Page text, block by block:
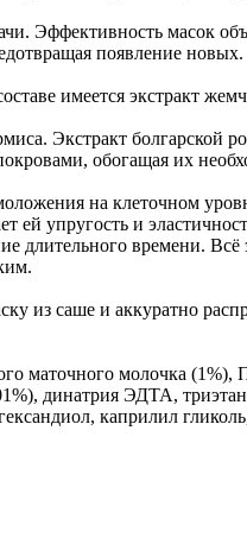
Эффективность масок
появление новых.
имеется экстракт
Экстракт болгарской
обогащая их
на клеточном
ей упругость и
длительного времени. Всё
из саше и аккуратно
маточного молочка
динатрия ЭДТА,
каприлил